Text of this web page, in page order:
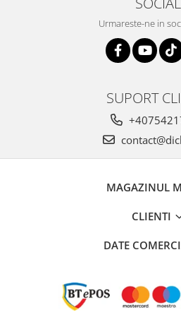
Urmareste-ne in
SUPORT
MAGAZINUL
CLIENTI
DATE